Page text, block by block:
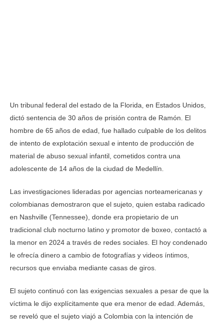
Un tribunal federal del estado de la Florida, en Estados Unidos,
dictó sentencia de 30 años de prisión contra de Ramón. El
hombre de 65 años de edad, fue hallado culpable de los delitos
de intento de explotación sexual e intento de producción de
material de abuso sexual infantil, cometidos contra una
adolescente de 14 años de la ciudad de Medellín.
Las investigaciones lideradas por agencias norteamericanas y
colombianas demostraron que el sujeto, quien estaba radicado
en Nashville (Tennessee), donde era propietario de un
tradicional club nocturno latino y promotor de boxeo, contactó a
la menor en 2024 a través de redes sociales. El hoy condenado
le ofrecía dinero a cambio de fotografías y videos íntimos,
recursos que enviaba mediante casas de giros.
El sujeto continuó con las exigencias sexuales a pesar de que la
víctima le dijo explícitamente que era menor de edad. Además,
se reveló que el sujeto viajó a Colombia con la intención de